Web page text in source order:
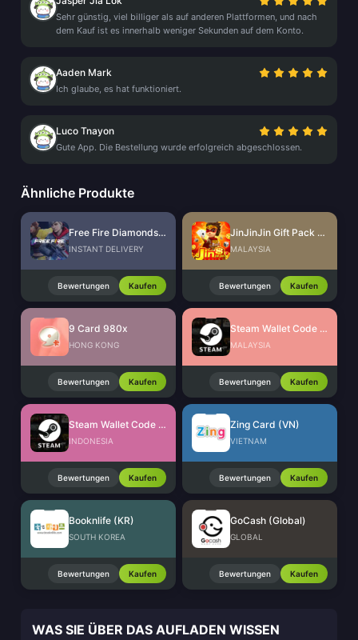
Sehr günstig, viel billiger als auf anderen Plattformen, und nach
dem Kauf ist es innerhalb weniger Sekunden auf dem Konto.
Aaden Mark
Ich glaube, es hat funktioniert.
Luco Tnayon
Gute App. Die Bestellung wurde erfolgreich abgeschlossen.
Ähnliche Produkte
Free Fire Diamonds EU + TR
INSTANT DELIVERY
Bewertungen Kaufen
JinJinJin Gift Pack Redeem Code
MALAYSIA
Bewertungen Kaufen
9 Card 980x
HONG KONG
Bewertungen Kaufen
Steam Wallet Code (MYR)
MALAYSIA
Bewertungen Kaufen
Steam Wallet Code (IDR)
INDONESIA
Bewertungen Kaufen
Zing Card (VN)
VIETNAM
Bewertungen Kaufen
Booknlife (KR)
SOUTH KOREA
Bewertungen Kaufen
GoCash (Global)
GLOBAL
Bewertungen Kaufen
WAS SIE ÜBER DAS AUFLADEN WISSEN